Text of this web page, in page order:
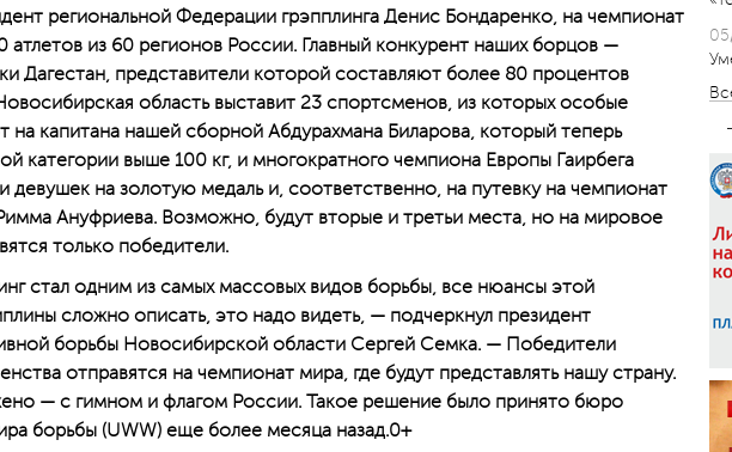
региональной Федерации грэпплинга Денис Бондаренко, на чемпионат
атлетов из 60 регионов России. Главный конкурент наших борцов —
Дагестан, представители которой составляют более 80 процентов
область выставит 23 спортсменов, из которых особые
на капитана нашей сборной Абдурахмана Биларова, который теперь
категории выше 100 кг, и многократного чемпиона Европы Гаирбега
девушек на золотую медаль и, соответственно, на путевку на чемпионат
Ануфриева. Возможно, будут вторые и третьи места, но на мировое
только победители.
стал одним из самых массовых видов борьбы, все нюансы этой
сложно описать, это надо видеть, — подчеркнул президент
борьбы Новосибирской области Сергей Семка. — Победители
отправятся на чемпионат мира, где будут представлять нашу страну.
— с гимном и флагом России. Такое решение было принято бюро
борьбы (UWW) еще более месяца назад.0+